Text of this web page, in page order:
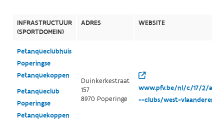
INFRASTRUCTUUR
(SPORTDOMEIN)
ADRES WEBSITE
Petanqueclubhuis
Poperingse
Petanquekoppen
Petanqueclub
Poperingse
Petanquekoppen
Duinkerkestraat
157
8970 Poperinge
www.pfv.be/nl/c/17/2/
--clubs/west-